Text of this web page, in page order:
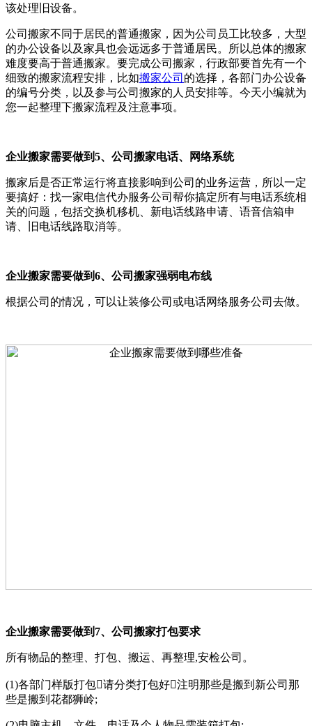
该处理旧设备。
公司搬家不同于居民的普通搬家，因为公司员工比较多，大型
的办公设备以及家具也会远远多于普通居民。所以总体的搬家
难度要高于普通搬家。要完成公司搬家，行政部要首先有一个
细致的搬家流程安排，比如搬家公司 的选择，各部门办公设备
的编号分类，以及参与公司搬家的人员安排等。今天小编就为
您一起整理下搬家流程及注意事项。
企业搬家需要做到5、公司搬家电话、网络系统
搬家后是否正常运行将直接影响到公司的业务运营，所以一定
要搞好：找一家电信代办服务公司帮你搞定所有与电话系统相
关的问题，包括交换机移机、新电话线路申请、语音信箱申
请、旧电话线路取消等。
企业搬家需要做到6、公司搬家强弱电布线
根据公司的情况，可以让装修公司或电话网络服务公司去做。
企业搬家需要做到7、公司搬家打包要求
所有物品的整理、打包、搬运、再整理,安检公司。
(1)各部门样版打包请分类打包好注明那些是搬到新公司那
些是搬到花都狮岭;